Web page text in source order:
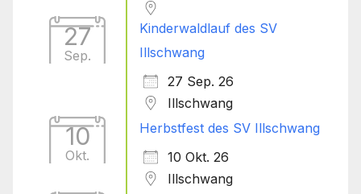
27
Sep.
Kinderwaldlauf des SV
Illschwang
27 Sep. 26
Illschwang
10
Okt.
Herbstfest des SV Illschwang
10 Okt. 26
Illschwang